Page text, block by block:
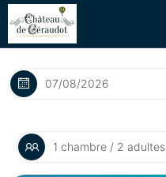
1 chambre / 2 adultes